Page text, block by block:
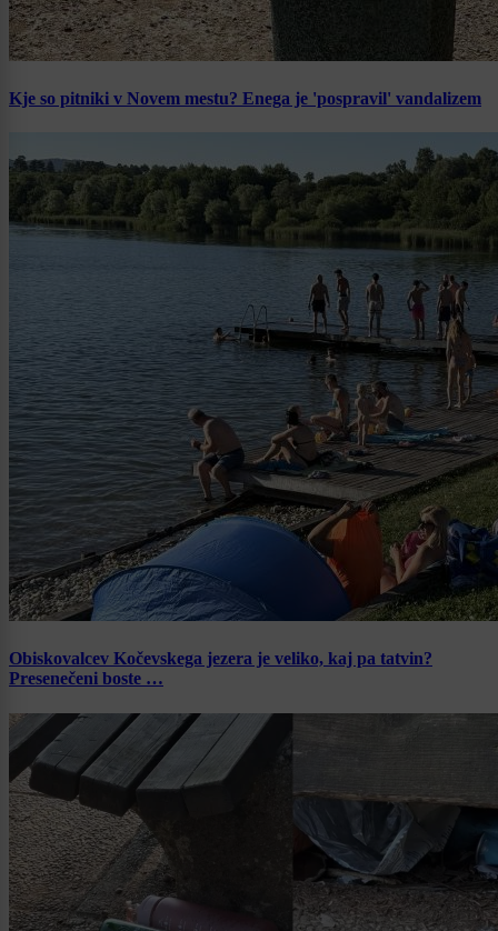
Kje so pitniki v Novem mestu? Enega je 'pospravil' vandalizem
Obiskovalcev Kočevskega jezera je veliko, kaj pa tatvin?
Presenečeni boste …